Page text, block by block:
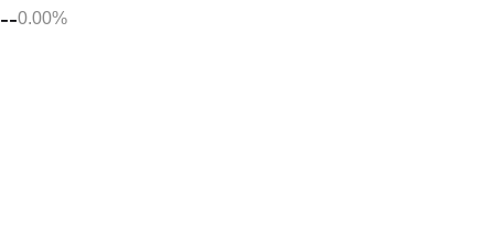
--0.00%